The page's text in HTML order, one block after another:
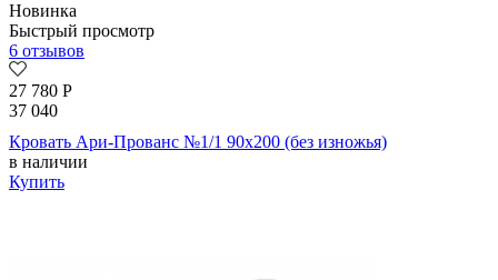
Новинка
Быстрый просмотр
6 отзывов
27 780 Р
37 040
Кровать Ари-Прованс №1/1 90х200 (без изножья)
в наличии
Купить